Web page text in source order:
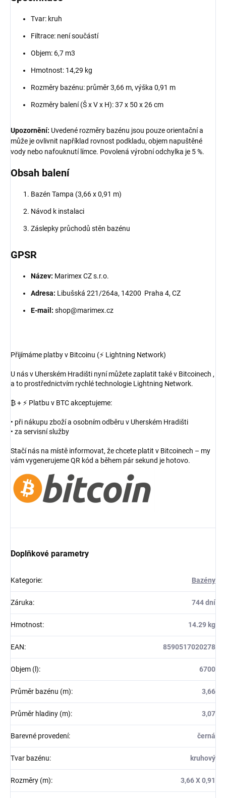
Tvar: kruh
Filtrace: není součástí
Objem: 6,7 m3
Hmotnost: 14,29 kg
Rozměry bazénu: průměr 3,66 m, výška 0,91 m
Rozměry balení (Š x V x H): 37 x 50 x 26 cm
Upozornění: Uvedené rozměry bazénu jsou pouze orientační a
může je ovlivnit například rovnost podkladu, objem napuštěné
vody nebo nafouknutí límce. Povolená výrobní odchylka je 5 %.
Obsah balení
Bazén Tampa (3,66 x 0,91 m)
Návod k instalaci
Záslepky průchodů stěn bazénu
GPSR
Název: Marimex CZ s.r.o.
Adresa: Libušská 221/264a, 14200 Praha 4, CZ
E-mail: shop@marimex.cz
Přijímáme platby v Bitcoinu (⚡ Lightning Network)
U nás v Uherském Hradišti nyní můžete zaplatit také v Bitcoinech ,
a to prostřednictvím rychlé technologie Lightning Network.
₿ + ⚡ Platbu v BTC akceptujeme:
• při nákupu zboží a osobním odběru v Uherském Hradišti
• za servisní služby
Stačí nás na místě informovat, že chcete platit v Bitcoinech – my
vám vygenerujeme QR kód a během pár sekund je hotovo.
Doplňkové parametry
Kategorie: Bazény
Záruka: 744 dní
Hmotnost: 14.29 kg
EAN: 8590517020278
Objem (l): 6700
Průměr bazénu (m): 3,66
Průměr hladiny (m): 3,07
Barevné provedení: černá
Tvar bazénu: kruhový
Rozměry (m): 3,66 X 0,91